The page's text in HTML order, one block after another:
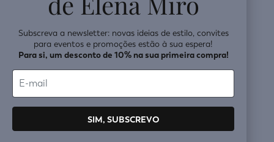
Subscreva a newsletter: novas ideias de estilo, convites
para eventos e promoções estão à sua espera!
Para si, um desconto de 10% na sua primeira compra!
SIM, SUBSCREVO